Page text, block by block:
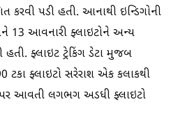
પડી હતી. આનાથી ઇન્ડિગોની
13 આવનારી ફ્લાઇટોને અન્ય
ફ્લાઇટ ટ્રેકિંગ ડેટા મુજબ
ફ્લાઇટો સરેરાશ એક કલાકથી
પર આવતી લગભગ અડધી ફ્લાઇટો